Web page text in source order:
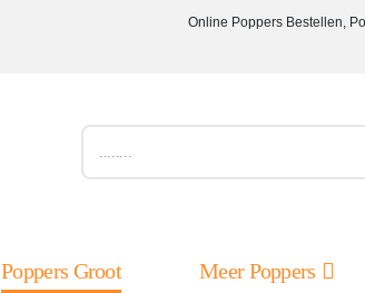
Online Poppers Bestellen,
Poppers Groot Meer Poppers